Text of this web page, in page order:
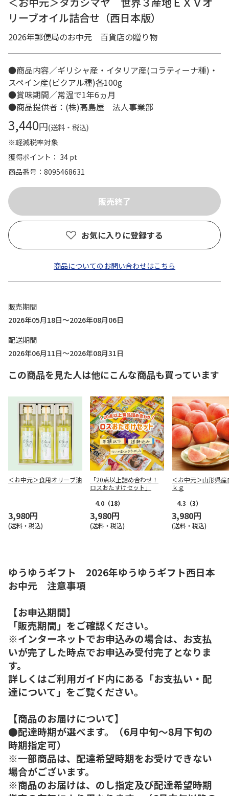
リーブオイル詰合せ（西日本版）
2026年郵便局のお中元 百貨店の贈り物
●商品内容／ギリシャ産・イタリア産(コラティーナ種)・
スペイン産(ピクアル種)各100g
●賞味期間／常温で1年6ヵ月
●商品提供者：(株)高島屋 法人事業部
3,440円(送料・税込)
※軽減税率対象
獲得ポイント： 34 pt
商品番号
8095468631
お気に入りに登録する
商品についてのお問い合わせはこちら
販売期間
2026年05月18日～2026年08月06日
配送期間
2026年06月11日～2026年08月31日
この商品を見た人は他にこんな商品も買っています
＜お中元＞食用オリーブ油
3,980円
(送料・税込)
「20点以上詰め合わせ！
ロスおたすけセット」
4.0 （18）
3,980円
(送料・税込)
＜お中元＞山形県産
ｋｇ
4.3 （3）
3,980円
(送料・税込)
ゆうゆうギフト 2026年ゆうゆうギフト西日本
お中元 注意事項
【お申込期間】
「販売期間」をご確認ください。
※インターネットでお申込みの場合は、お支払
いが完了した時点でお申込み受付完了となりま
す。
詳しくはご利用ガイド内にある「お支払い・配
達について」をご覧ください。
【商品のお届けについて】
●配達時期が選べます。（6月中旬～8月下旬の
時期指定可）
※一部商品は、配達希望時期をお受けできない
場合がございます。
※商品のお届けは、のし指定及び配達希望時期